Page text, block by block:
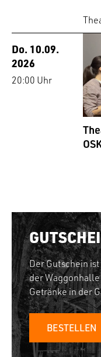
Do. 10.09.
2026
20:00 Uhr
Der Gutschein
der
Getränke in der
BESTELLEN